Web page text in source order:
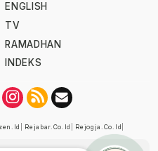
ENGLISH
TV
RAMADHAN
INDEKS
Rejabar.co.id Rejogja.co.id